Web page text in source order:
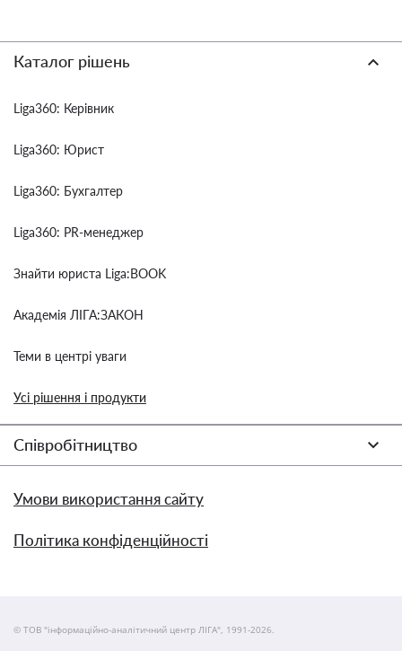
Каталог рішень
Liga360: Керівник
Liga360: Юрист
Liga360: Бухгалтер
Liga360: PR-менеджер
Знайти юриста Liga:BOOK
Академія ЛІГА:ЗАКОН
Теми в центрі уваги
Усі рішення і продукти
Співробітництво
Умови використання сайту
Політика конфіденційності
© ТОВ "інформаційно-аналітичний центр ЛІГА", 1991-2026.